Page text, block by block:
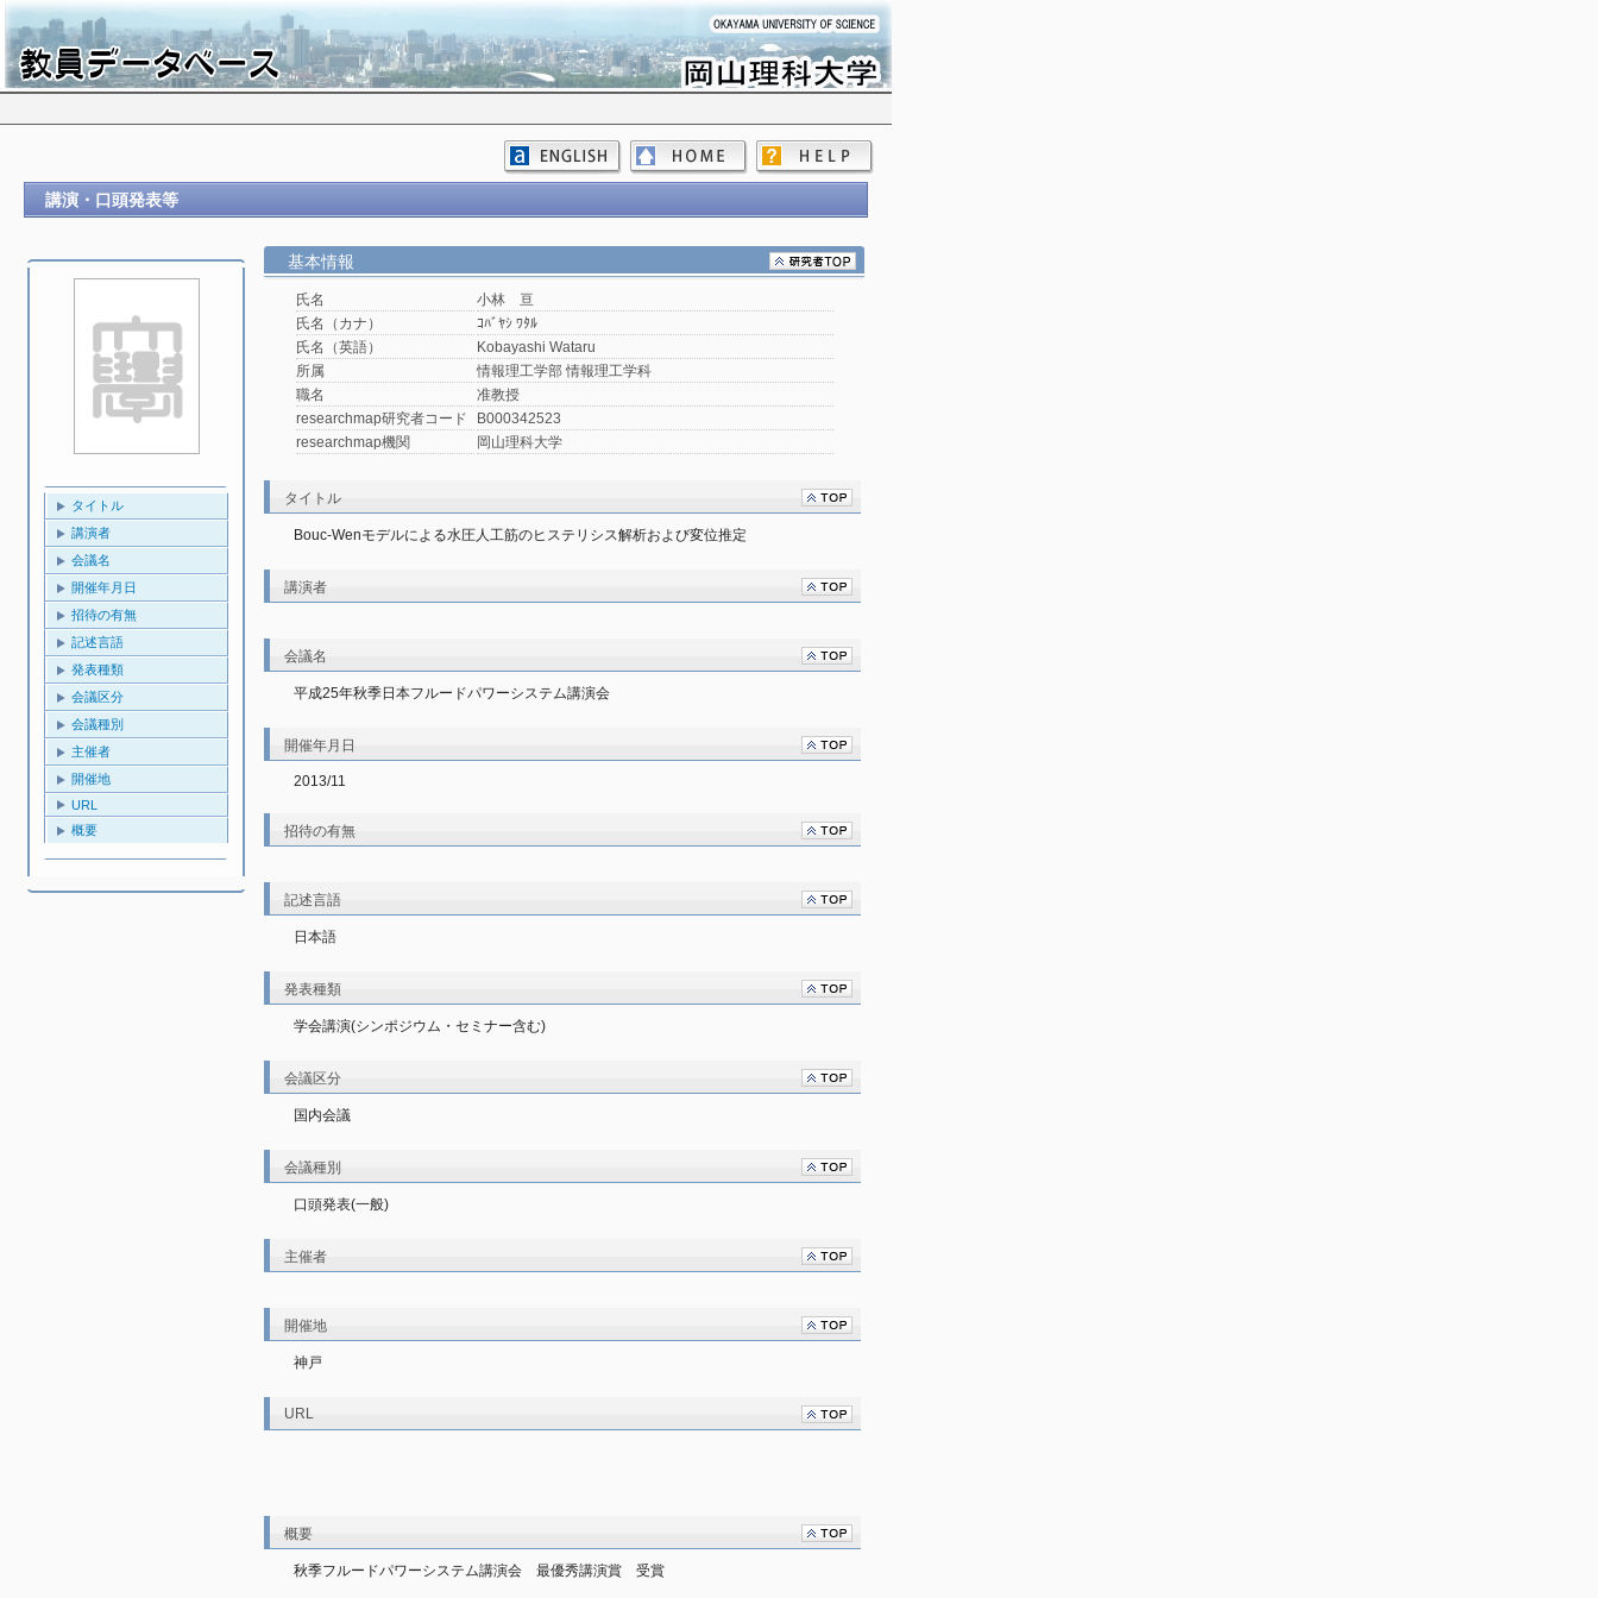
講演・口頭発表等
タイトル
講演者
会議名
開催年月日
招待の有無
記述言語
発表種類
会議区分
会議種別
主催者
開催地
URL
概要
基本情報
氏名
小林 亘
氏名（カナ）
ｺﾊﾞﾔｼ ﾜﾀﾙ
氏名（英語）
Kobayashi Wataru
所属
情報理工学部 情報理工学科
職名
准教授
researchmap研究者コード
B000342523
researchmap機関
岡山理科大学
タイトル
Bouc-Wenモデルによる水圧人工筋のヒステリシス解析および変位推定
講演者
会議名
平成25年秋季日本フルードパワーシステム講演会
開催年月日
2013/11
招待の有無
記述言語
日本語
発表種類
学会講演(シンポジウム・セミナー含む)
会議区分
国内会議
会議種別
口頭発表(一般)
主催者
開催地
神戸
URL
概要
秋季フルードパワーシステム講演会　最優秀講演賞　受賞